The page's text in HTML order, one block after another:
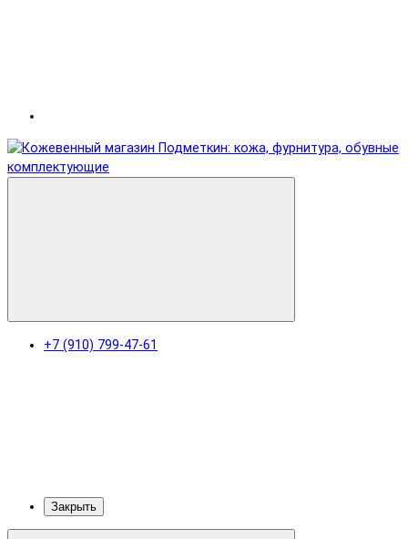
+7 (910) 799-47-61
Закрыть